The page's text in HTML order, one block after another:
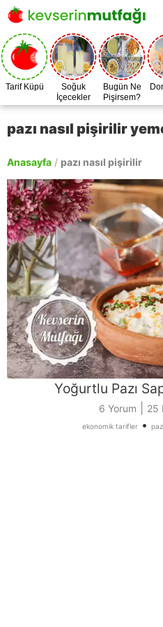
Tarif Küpü
Soğuk
İçecekler
Bugün Ne
Pişirsem?
pazı nasıl pişirilir
Anasayfa / pazı nasıl pişirilir
Yoğurtlu Pazı
6 Yorum 25
ekonomik tarifler •